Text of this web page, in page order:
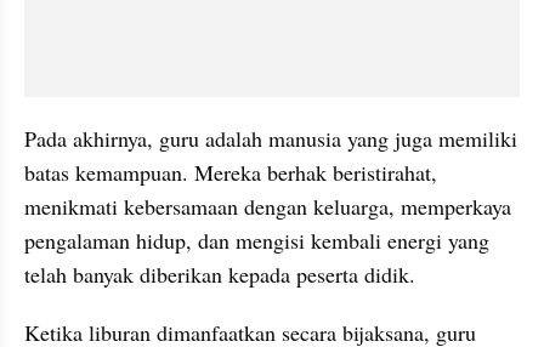
Pada akhirnya, guru adalah manusia yang juga memiliki
batas kemampuan. Mereka berhak beristirahat,
menikmati kebersamaan dengan keluarga, memperkaya
pengalaman hidup, dan mengisi kembali energi yang
telah banyak diberikan kepada peserta didik.
Ketika liburan dimanfaatkan secara bijaksana, guru